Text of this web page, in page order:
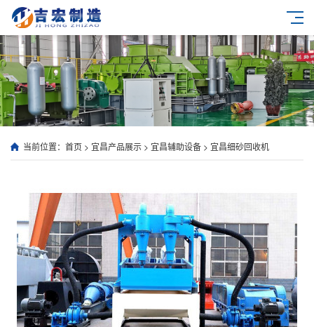
当前位置： 首页 > 宜昌产品展示 > 宜昌辅助设备 > 宜昌细砂回收机